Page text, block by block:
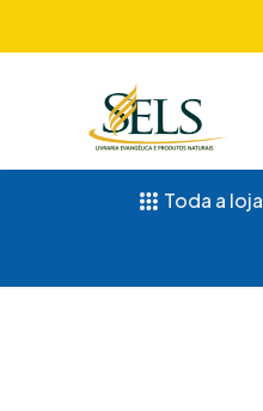
Toda a loja